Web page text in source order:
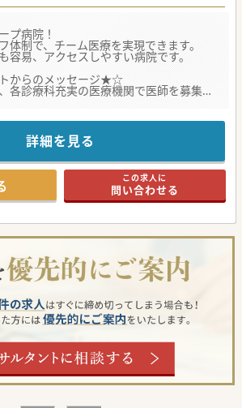
プ病院！
制で、チーム医療を実現できます。
容易、アクセスしやすい病院です。
からのメッセージ★☆
各診療科充実の医療機関で医師を募集！
充実した環境ですので、ご自身の診療に
も都心部から近く、最寄駅から徒歩圏内
力。
です。ご興味のある方はお気軽にご相談
入職可
詳細を見る
この求人に
問い合わせる